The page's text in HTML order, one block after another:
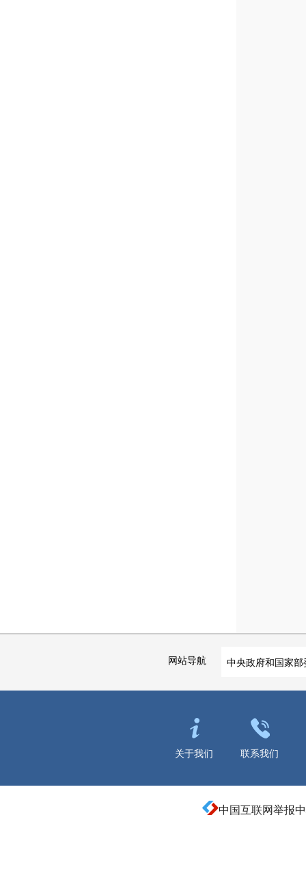
网站导航 中央政府和国家部
关于我们 联系我们
中国互联网举报